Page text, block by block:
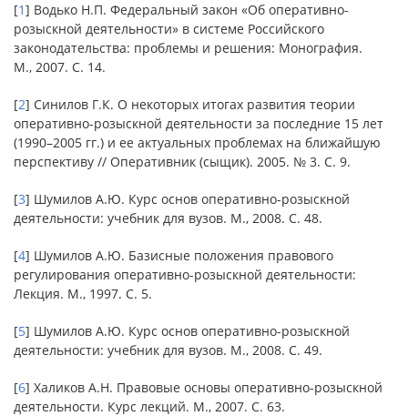
[1] Водько Н.П. Федеральный закон «Об оперативно-
розыскной деятельности» в системе Российского
законодательства: проблемы и решения: Монография.
М., 2007. С. 14.
[2] Синилов Г.К. О некоторых итогах развития теории
оперативно-розыскной деятельности за последние 15 лет
(1990–2005 гг.) и ее актуальных проблемах на ближайшую
перспективу // Оперативник (сыщик). 2005. № 3. С. 9.
[3] Шумилов А.Ю. Курс основ оперативно-розыскной
деятельности: учебник для вузов. М., 2008. С. 48.
[4] Шумилов А.Ю. Базисные положения правового
регулирования оперативно-розыскной деятельности:
Лекция. М., 1997. С. 5.
[5] Шумилов А.Ю. Курс основ оперативно-розыскной
деятельности: учебник для вузов. М., 2008. С. 49.
[6] Халиков А.Н. Правовые основы оперативно-розыскной
деятельности. Курс лекций. М., 2007. С. 63.